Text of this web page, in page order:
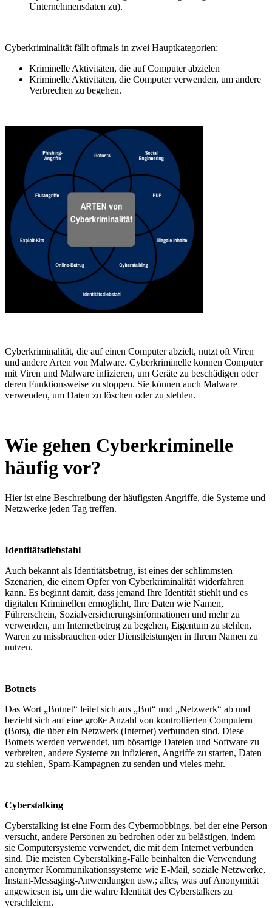
Unternehmensdaten zu).
Cyberkriminalität fällt oftmals in zwei Hauptkategorien:
Kriminelle Aktivitäten, die auf Computer abzielen
Kriminelle Aktivitäten, die Computer verwenden, um andere
Verbrechen zu begehen.
Cyberkriminalität, die auf einen Computer abzielt, nutzt oft Viren
und andere Arten von Malware. Cyberkriminelle können Computer
mit Viren und Malware infizieren, um Geräte zu beschädigen oder
deren Funktionsweise zu stoppen. Sie können auch Malware
verwenden, um Daten zu löschen oder zu stehlen.
Wie gehen Cyberkriminelle
häufig vor?
Hier ist eine Beschreibung der häufigsten Angriffe, die Systeme und
Netzwerke jeden Tag treffen.
Identitätsdiebstahl
Auch bekannt als Identitätsbetrug, ist eines der schlimmsten
Szenarien, die einem Opfer von Cyberkriminalität widerfahren
kann. Es beginnt damit, dass jemand Ihre Identität stiehlt und es
digitalen Kriminellen ermöglicht, Ihre Daten wie Namen,
Führerschein, Sozialversicherungsinformationen und mehr zu
verwenden, um Internetbetrug zu begehen, Eigentum zu stehlen,
Waren zu missbrauchen oder Dienstleistungen in Ihrem Namen zu
nutzen.
Botnets
Das Wort „Botnet“ leitet sich aus „Bot“ und „Netzwerk“ ab und
bezieht sich auf eine große Anzahl von kontrollierten Computern
(Bots), die über ein Netzwerk (Internet) verbunden sind. Diese
Botnets werden verwendet, um bösartige Dateien und Software zu
verbreiten, andere Systeme zu infizieren, Angriffe zu starten, Daten
zu stehlen, Spam-Kampagnen zu senden und vieles mehr.
Cyberstalking
Cyberstalking ist eine Form des Cybermobbings, bei der eine Person
versucht, andere Personen zu bedrohen oder zu belästigen, indem
sie Computersysteme verwendet, die mit dem Internet verbunden
sind. Die meisten Cyberstalking-Fälle beinhalten die Verwendung
anonymer Kommunikationssysteme wie E-Mail, soziale Netzwerke,
Instant-Messaging-Anwendungen usw.; alles, was auf Anonymität
angewiesen ist, um die wahre Identität des Cyberstalkers zu
verschleiern.